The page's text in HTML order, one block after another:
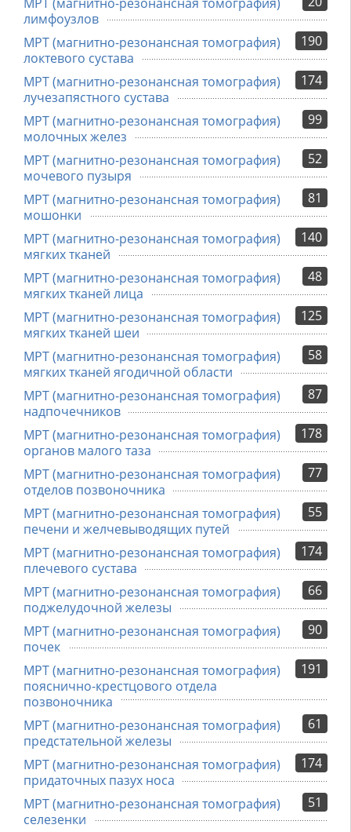
лимфоузлов
190
МРТ (магнитно-резонансная томография)
локтевого сустава
174
МРТ (магнитно-резонансная томография)
лучезапястного сустава
99
МРТ (магнитно-резонансная томография)
молочных желез
52
МРТ (магнитно-резонансная томография)
мочевого пузыря
81
МРТ (магнитно-резонансная томография)
мошонки
140
МРТ (магнитно-резонансная томография)
мягких тканей
48
МРТ (магнитно-резонансная томография)
мягких тканей лица
125
МРТ (магнитно-резонансная томография)
мягких тканей шеи
58
МРТ (магнитно-резонансная томография)
мягких тканей ягодичной области
87
МРТ (магнитно-резонансная томография)
надпочечников
178
МРТ (магнитно-резонансная томография)
органов малого таза
77
МРТ (магнитно-резонансная томография)
отделов позвоночника
55
МРТ (магнитно-резонансная томография)
печени и желчевыводящих путей
174
МРТ (магнитно-резонансная томография)
плечевого сустава
66
МРТ (магнитно-резонансная томография)
поджелудочной железы
90
МРТ (магнитно-резонансная томография)
почек
191
МРТ (магнитно-резонансная томография)
пояснично-крестцового отдела
позвоночника
61
МРТ (магнитно-резонансная томография)
предстательной железы
174
МРТ (магнитно-резонансная томография)
придаточных пазух носа
51
МРТ (магнитно-резонансная томография)
селезенки